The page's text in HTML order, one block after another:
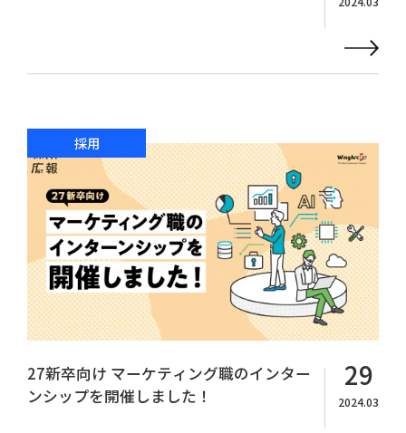
採用
27新卒向け マーケティング職のインター
ンシップを開催しました！
29
2024.03